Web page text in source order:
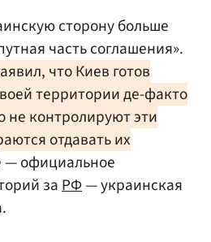
сторону больше
часть соглашения».
что Киев готов
территории де-факто
контролируют эти
отдавать их
— официальное
заРФ— украинская